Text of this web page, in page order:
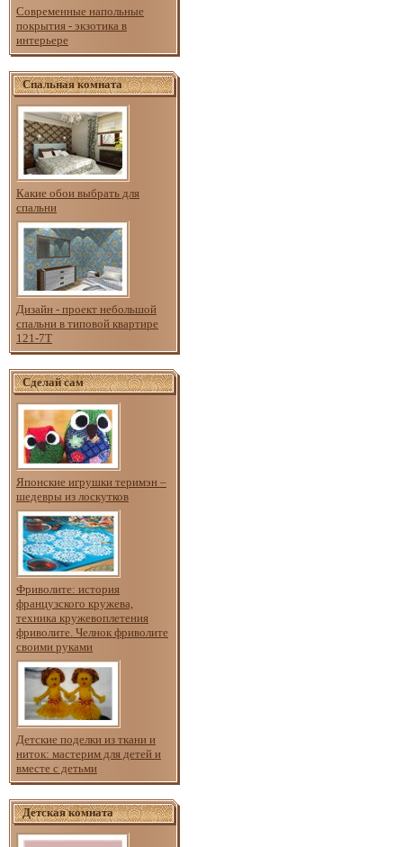
Современные напольные
покрытия - экзотика в
интерьере
Спальная комната
Какие обои выбрать для
спальни
Дизайн - проект небольшой
спальни в типовой квартире
121-7Т
Сделай сам
Японские игрушки теримэн –
шедевры из лоскутков
Фриволите: история
французского кружева,
техника кружевоплетения
фриволите. Челнок фриволите
своими руками
Детские поделки из ткани и
ниток: мастерим для детей и
вместе с детьми
Детская комната